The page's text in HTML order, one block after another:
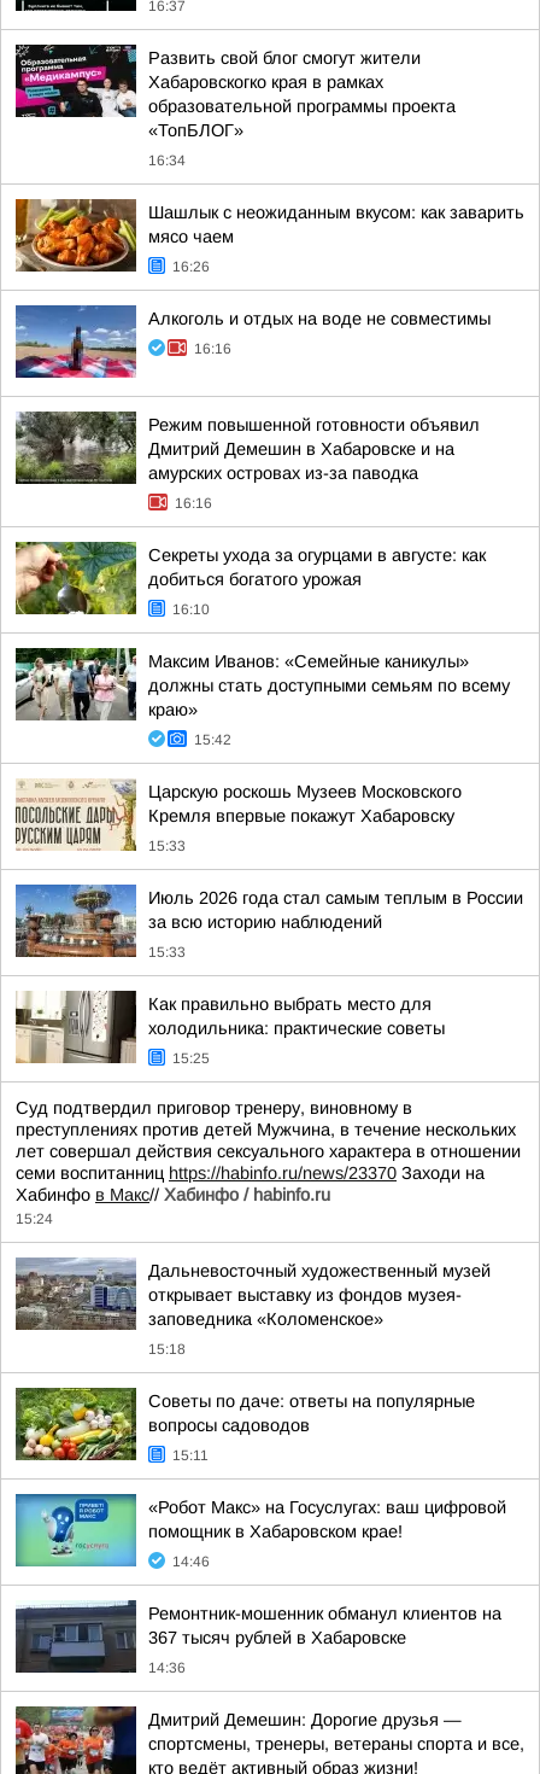
16:37
Развить свой блог смогут жители
Хабаровскогко края в рамках
образовательной программы проекта
«ТопБЛОГ»
16:34
Шашлык с неожиданным вкусом: как заварить
мясо чаем
16:26
Алкоголь и отдых на воде не совместимы
16:16
Режим повышенной готовности объявил
Дмитрий Демешин в Хабаровске и на
амурских островах из-за паводка
16:16
Секреты ухода за огурцами в августе: как
добиться богатого урожая
16:10
Максим Иванов: «Семейные каникулы»
должны стать доступными семьям по всему
краю»
15:42
Царскую роскошь Музеев Московского
Кремля впервые покажут Хабаровску
15:33
Июль 2026 года стал самым теплым в России
за всю историю наблюдений
15:33
Как правильно выбрать место для
холодильника: практические советы
15:25
Суд подтвердил приговор тренеру, виновному в
преступлениях против детей Мужчина, в течение нескольких
лет совершал действия сексуального характера в отношении
семи воспитанниц https://habinfo.ru/news/23370 Заходи на
Хабинфо в Макс// Хабинфо / habinfo.ru
15:24
Дальневосточный художественный музей
открывает выставку из фондов музея-
заповедника «Коломенское»
15:18
Советы по даче: ответы на популярные
вопросы садоводов
15:11
«Робот Макс» на Госуслугах: ваш цифровой
помощник в Хабаровском крае!
14:46
Ремонтник-мошенник обманул клиентов на
367 тысяч рублей в Хабаровске
14:36
Дмитрий Демешин: Дорогие друзья —
спортсмены, тренеры, ветераны спорта и все,
кто ведёт активный образ жизни!